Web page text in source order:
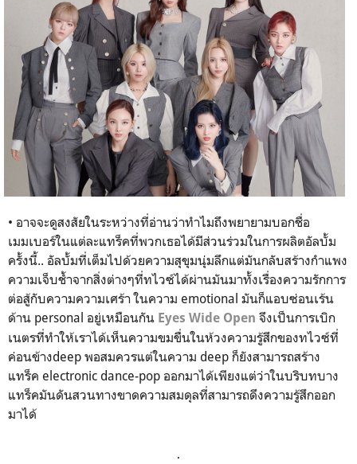
• อาจจะดูสงสัยในระหว่างที่อ่านว่าทำไมถึงพยายามบอกชื่อ
เมมเบอร์ในแต่ละแทร็คที่พวกเธอได้มีส่วนร่วมในการผลิตอัลบั้ม
ครั้งนี้.. อัลบั้มที่เต็มไปด้วยความสุขุมนุ่มลึกแต่มันกลับสร้างกำแพง
ความเจ็บช้ำจากสิ่งต่างๆที่ทไวซ์ได้ผ่านมันมาทั้งเรื่องความรักการ
ต่อสู้กับความความเศร้า ในความ emotional มันก็แอบซ่อนเร้น
ด้าน personal อยู่เหมือนกัน Eyes Wide Open จึงเป็นการเบิก
เนตรที่ทำให้เราได้เห็นความขมขื่นในห้วงความรู้สึกของทไวซ์ที่
ค่อนข้างdeep พอสมควรแต่ในความ deep ก็ยังสามารถสร้าง
แทร็ค electronic dance-pop ออกมาได้เพียงแต่ว่าในบริบทบาง
แทร็คมันดันสวนทางขาดความสมดุลที่สามารถดึงความรู้สึกออก
มาได้
.